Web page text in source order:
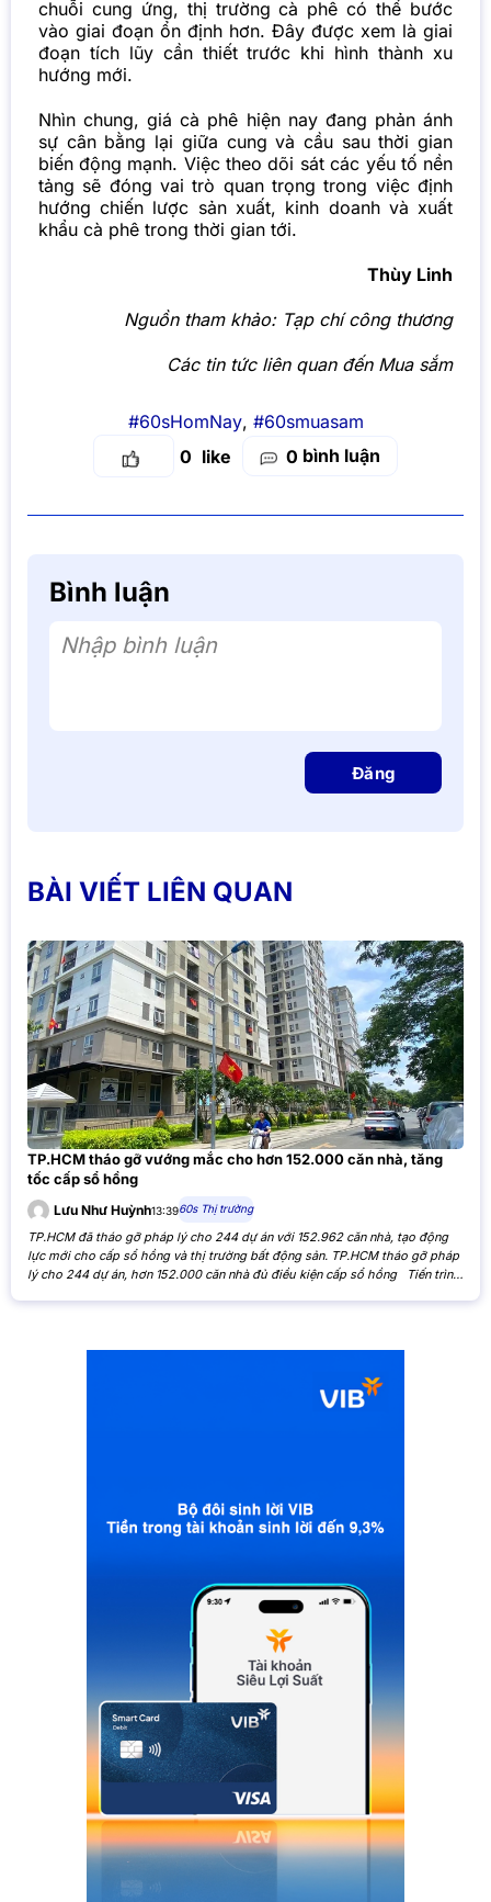
chuỗi cung ứng, thị trường cà phê có thể bước
vào giai đoạn ổn định hơn. Đây được xem là giai
đoạn tích lũy cần thiết trước khi hình thành xu
hướng mới.
Nhìn chung, giá cà phê hiện nay đang phản ánh
sự cân bằng lại giữa cung và cầu sau thời gian
biến động mạnh. Việc theo dõi sát các yếu tố nền
tảng sẽ đóng vai trò quan trọng trong việc định
hướng chiến lược sản xuất, kinh doanh và xuất
khẩu cà phê trong thời gian tới.
Thùy Linh
Nguồn tham khảo: Tạp chí công thương
Các tin tức liên quan đến Mua sắm
#60sHomNay, #60smuasam
0
0 bình luận
Bình luận
Nhập bình luận
Đăng
BÀI VIẾT LIÊN QUAN
TP.HCM tháo gỡ vướng mắc cho hơn 152.000 căn nhà, tăng
tốc cấp sổ hồng
Lưu Như Huỳnh13:3960s Thị trường
TP.HCM đã tháo gỡ pháp lý cho 244 dự án với 152.962 căn nhà, tạo động
lực mới cho cấp sổ hồng và thị trường bất động sản. TP.HCM tháo gỡ pháp
lý cho 244 dự án, hơn 152.000 căn nhà đủ điều kiện cấp sổ hồng Tiến trình